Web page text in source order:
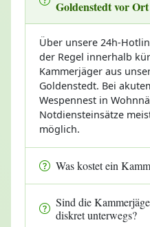
Goldenstedt vor Ort
Über unsere 24h-
der Regel innerhalb
Kammerjäger aus
Goldenstedt. Bei
Wespennest in
Notdiensteinsätze
möglich.
Was kostet ein
Sind die
diskret unterwegs?